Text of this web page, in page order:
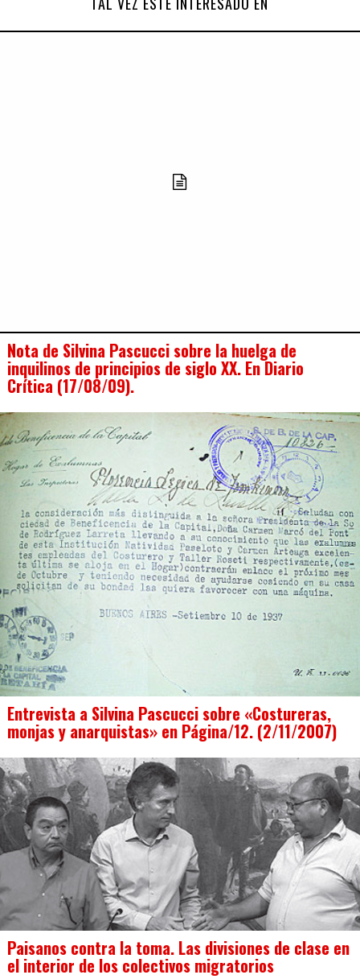
Nota de Silvina Pascucci sobre la huelga de
inquilinos de principios de siglo XX. En Diario
Crítica (17/08/09).
Entrevista a Silvina Pascucci sobre «Costureras,
monjas y anarquistas» en Página/12. (2/11/2007)
Paisanos contra la toma. Las divisiones de clase en
el interior de los colectivos migratorios